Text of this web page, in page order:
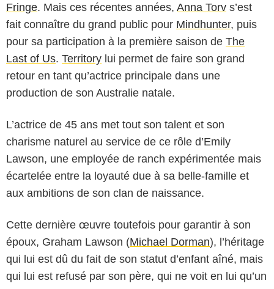
Fringe. Mais ces récentes années, Anna Torv s’est
fait connaître du grand public pour Mindhunter, puis
pour sa participation à la première saison de The
Last of Us. Territory lui permet de faire son grand
retour en tant qu’actrice principale dans une
production de son Australie natale.
L’actrice de 45 ans met tout son talent et son
charisme naturel au service de ce rôle d’Emily
Lawson, une employée de ranch expérimentée mais
écartelée entre la loyauté due à sa belle-famille et
aux ambitions de son clan de naissance.
Cette dernière œuvre toutefois pour garantir à son
époux, Graham Lawson (Michael Dorman), l’héritage
qui lui est dû du fait de son statut d’enfant aîné, mais
qui lui est refusé par son père, qui ne voit en lui qu’un